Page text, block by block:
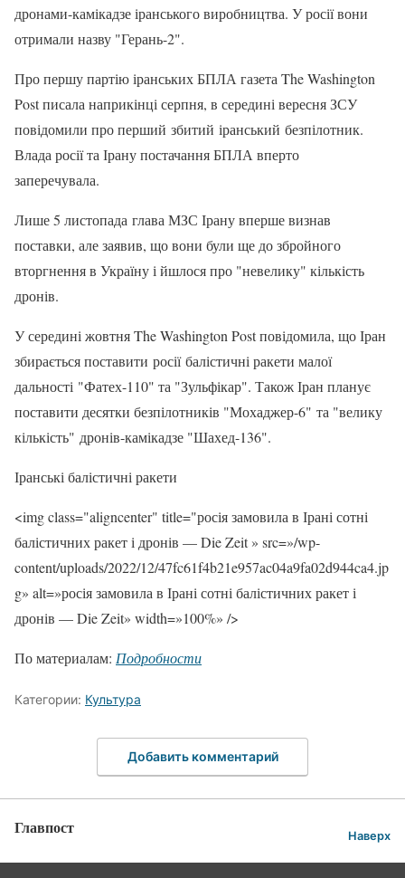
дронами-камікадзе іранського виробництва. У росії вони
отримали назву "Герань-2".
Про першу партію іранських БПЛА газета The Washington
Post писала наприкінці серпня, в середині вересня ЗСУ
повідомили про перший збитий іранський безпілотник.
Влада росії та Ірану постачання БПЛА вперто
заперечувала.
Лише 5 листопада глава МЗС Ірану вперше визнав
поставки, але заявив, що вони були ще до збройного
вторгнення в Україну і йшлося про "невелику" кількість
дронів.
У середині жовтня The Washington Post повідомила, що Іран
збирається поставити росії балістичні ракети малої
дальності "Фатех-110" та "Зульфікар". Також Іран планує
поставити десятки безпілотників "Мохаджер-6" та "велику
кількість" дронів-камікадзе "Шахед-136".
Іранські балістичні ракети
<img class="aligncenter" title="росія замовила в Ірані сотні
балістичних ракет і дронів — Die Zeit » src=»/wp-
content/uploads/2022/12/47fc61f4b21e957ac04a9fa02d944ca4.jp
g» alt=»росія замовила в Ірані сотні балістичних ракет і
дронів — Die Zeit» width=»100%» />
По материалам: Подробности
Категории: Культура
Добавить комментарий
Главпост Наверх